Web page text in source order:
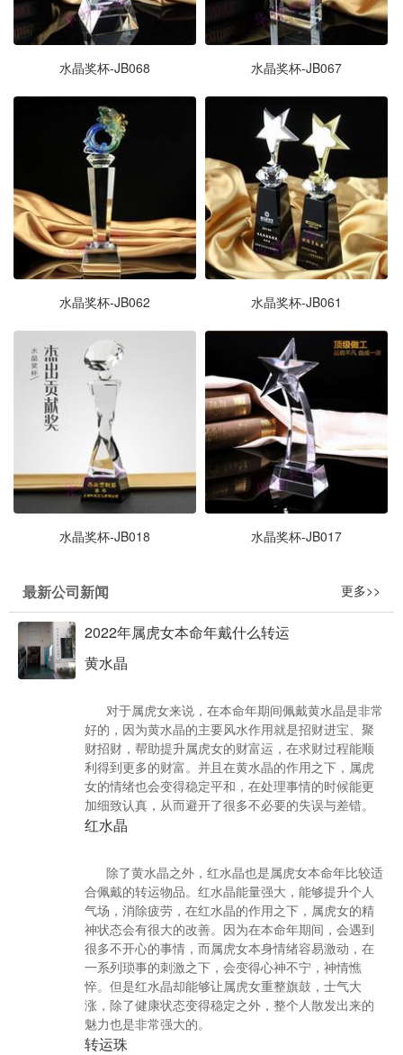
水晶奖杯-JB068 水晶奖杯-JB067
水晶奖杯-JB062 水晶奖杯-JB061
水晶奖杯-JB018 水晶奖杯-JB017
更多>>
最新公司新闻
2022年属虎女本命年戴什么转运
黄水晶
对于属虎女来说，在本命年期间佩戴黄水晶是非常
好的，因为黄水晶的主要风水作用就是招财进宝、聚
财招财，帮助提升属虎女的财富运，在求财过程能顺
利得到更多的财富。并且在黄水晶的作用之下，属虎
女的情绪也会变得稳定平和，在处理事情的时候能更
加细致认真，从而避开了很多不必要的失误与差错。
红水晶
除了黄水晶之外，红水晶也是属虎女本命年比较适
合佩戴的转运物品。红水晶能量强大，能够提升个人
气场，消除疲劳，在红水晶的作用之下，属虎女的精
神状态会有很大的改善。因为在本命年期间，会遇到
很多不开心的事情，而属虎女本身情绪容易激动，在
一系列琐事的刺激之下，会变得心神不宁，神情憔
悴。但是红水晶却能够让属虎女重整旗鼓，士气大
涨，除了健康状态变得稳定之外，整个人散发出来的
魅力也是非常强大的。
转运珠